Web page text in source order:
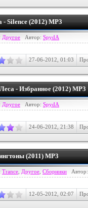
- Silence (2012) MP3
Другое Автор: SpydA
27-06-2012, 01:03
- Избранное (2012) MP3
Другое Автор: SpydA
24-06-2012, 21:38
(2011) MP3
Trance Другое Сборники
12-05-2012, 02:07